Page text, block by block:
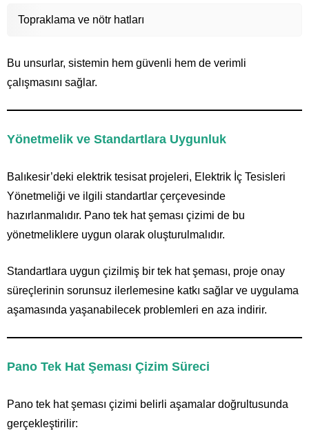
Topraklama ve nötr hatları
Bu unsurlar, sistemin hem güvenli hem de verimli
çalışmasını sağlar.
Yönetmelik ve Standartlara Uygunluk
Balıkesir’deki elektrik tesisat projeleri, Elektrik İç Tesisleri
Yönetmeliği ve ilgili standartlar çerçevesinde
hazırlanmalıdır. Pano tek hat şeması çizimi de bu
yönetmeliklere uygun olarak oluşturulmalıdır.
Standartlara uygun çizilmiş bir tek hat şeması, proje onay
süreçlerinin sorunsuz ilerlemesine katkı sağlar ve uygulama
aşamasında yaşanabilecek problemleri en aza indirir.
Pano Tek Hat Şeması Çizim Süreci
Pano tek hat şeması çizimi belirli aşamalar doğrultusunda
gerçekleştirilir: